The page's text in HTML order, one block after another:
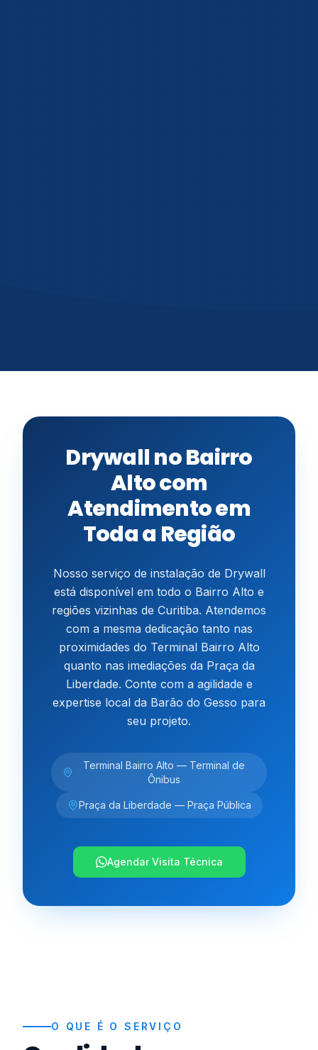
Drywall no Bairro
Alto com
Atendimento em
Toda a Região
Nosso serviço de instalação de Drywall
está disponível em todo o Bairro Alto e
regiões vizinhas de Curitiba. Atendemos
com a mesma dedicação tanto nas
proximidades do Terminal Bairro Alto
quanto nas imediações da Praça da
Liberdade. Conte com a agilidade e
expertise local da Barão do Gesso para
seu projeto.
Terminal Bairro Alto — Terminal de
Ônibus
Praça da Liberdade — Praça Pública
Agendar Visita Técnica
O QUE É O SERVIÇO